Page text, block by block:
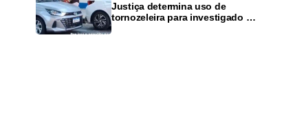
Justiça determina uso de
tornozeleira para investigado por